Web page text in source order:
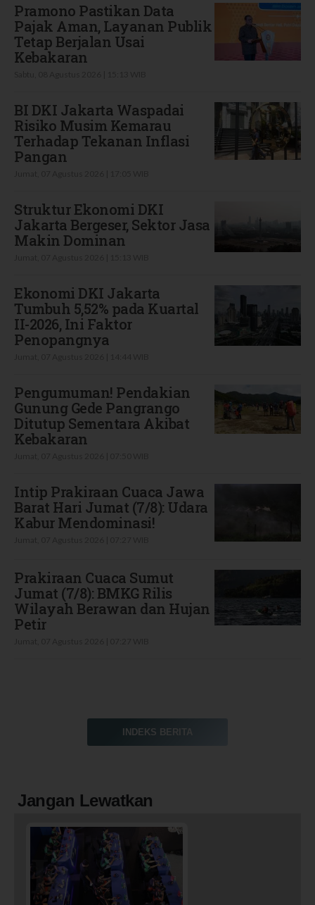
Pramono Pastikan Data
Pajak Aman, Layanan Publik
Tetap Berjalan Usai
Kebakaran
BI DKI Jakarta Waspadai
Risiko Musim Kemarau
Terhadap Tekanan Inflasi
Pangan
Struktur Ekonomi DKI
Jakarta Bergeser, Sektor Jasa
Makin Dominan
Ekonomi DKI Jakarta
Tumbuh 5,52% pada Kuartal
II-2026, Ini Faktor
Penopangnya
Pengumuman! Pendakian
Gunung Gede Pangrango
Ditutup Sementara Akibat
Kebakaran
Intip Prakiraan Cuaca Jawa
Barat Hari Jumat (7/8): Udara
Kabur Mendominasi!
Prakiraan Cuaca Sumut
Jumat (7/8): BMKG Rilis
Wilayah Berawan dan Hujan
Petir
INDEKS BERITA
Jangan Lewatkan